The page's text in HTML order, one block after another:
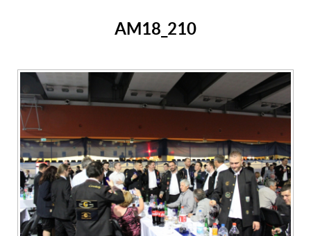
AM18_210